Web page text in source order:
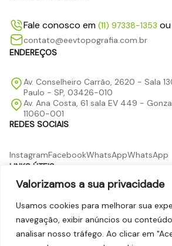
Valorizamos a sua privacidade
Usamos cookies para melhorar sua
navegação, exibir anúncios ou
analisar nosso tráfego. Ao clicar em
Fale conosco em (11) 97338-1353 ou
contato@eevtopografia.com.br
ENDEREÇOS
Av. Conselheiro Carrão, 2620 - Sala
Paulo - SP, 03426-010
Av. Ana Costa, 61 sala EV 449 -
11060-001
REDES SOCIAIS
InstagramFacebookWhatsAppWhatsApp
LINKS ÚTEIS
Tecnologia e Precisão Blog
Contato